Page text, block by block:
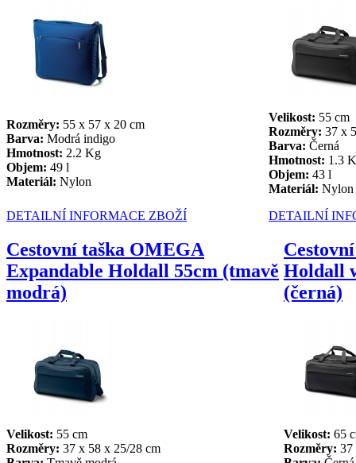
Rozměry: 55 x 57 x 20 cm
Barva: Modrá indigo
Hmotnost: 2.2 Kg
Objem: 49 l
Materiál: Nylon
Velikost: 55 cm
Rozměry: 37 x
Barva: Černá
Hmotnost: 1.3
Objem: 43 l
Materiál: Nylon
DETAILNÍ INFORMACE ZBOŽÍ
DETAILNÍ
Cestovní taška OMEGA
Expandable Holdall 55cm (tmavě
modrá)
Holdall
(černá)
Velikost: 55 cm
Rozměry: 37 x 58 x 25/28 cm
Velikost: 65
Rozměry: 37